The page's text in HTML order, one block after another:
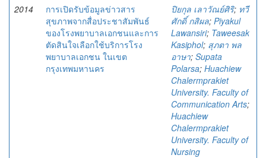
2014
การเปิดรับข้อมูลข่าวสาร
สุขภาพจากสื่อประชาสัมพันธ์
ของโรงพยาบาลเอกชนและการ
ตัดสินใจเลือกใช้บริการโรง
พยาบาลเอกชน ในเขต
กรุงเทพมหานคร
ปิยกุล เลาวัณย์ศิริ; ทวี
ศักดิ์ กสิผล; Piyakul
Lawansiri; Taweesak
Kasiphol; สุภตา พล
อาษา; Supata
Polarsa; Huachiew
Chalermprakiet
University. Faculty of
Communication Arts;
Huachiew
Chalermprakiet
University. Faculty of
Nursing